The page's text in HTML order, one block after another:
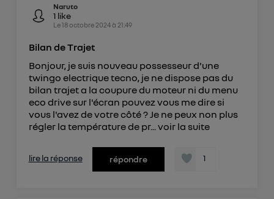
Naruto
1 like
Le18 octobre 2024à 21:49
Bilan de Trajet
Bonjour, je suis nouveau possesseur d'une
twingo electrique tecno, je ne dispose pas du
bilan trajet a la coupure du moteur ni du menu
eco drive sur l'écran pouvez vous me dire si
vous l'avez de votre côté ? Je ne peux non plus
régler la température de pr...voir la suite
lire la réponse répondre 1